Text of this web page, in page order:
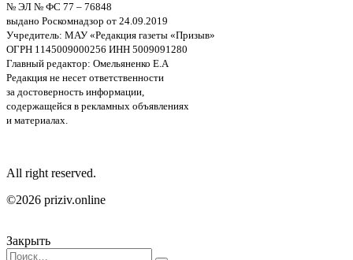
№ ЭЛ № ФС 77 – 76848
выдано Роскомнадзор от 24.09.2019
Учредитель: МАУ «Редакция газеты «Призыв»
ОГРН 1145009000256 ИНН 5009091280
Главный редактор: Омельяненко Е.А
Редакция не несет ответственности
за достоверность информации,
содержащейся в рекламных объявлениях
и материалах.
All right reserved.
©2026 priziv.online
Закрыть